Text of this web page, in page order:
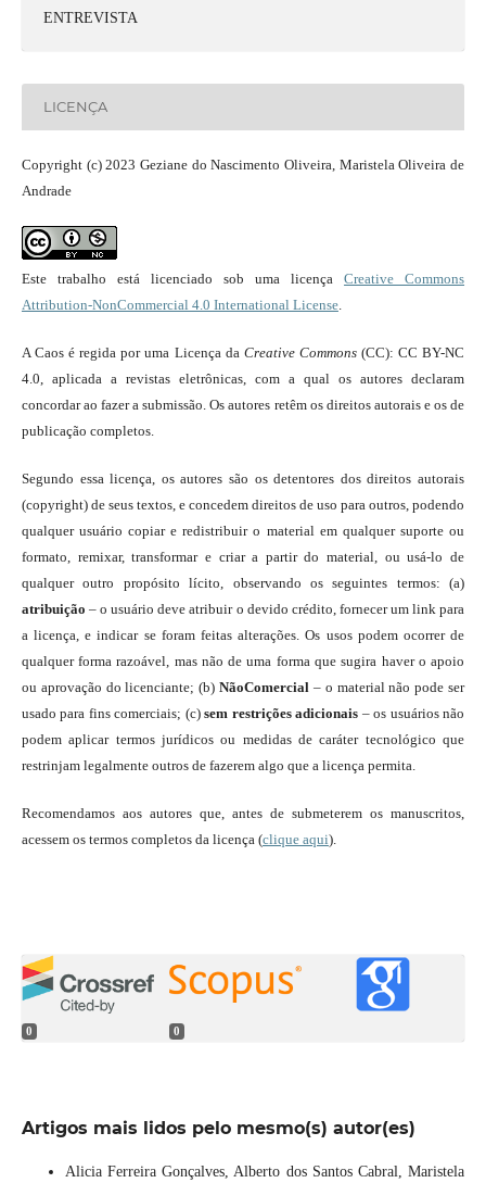
ENTREVISTA
LICENÇA
Copyright (c) 2023 Geziane do Nascimento Oliveira, Maristela Oliveira de
Andrade
Este trabalho está licenciado sob uma licençaCreative Commons
Attribution-NonCommercial 4.0 International License.
A Caos é regida por uma Licença da Creative Commons(CC): CC BY-NC
4.0, aplicada a revistas eletrônicas, com a qual os autores declaram
concordar ao fazer a submissão. Os autores retêm os direitos autorais e os de
publicação completos.
Segundo essa licença, os autores são os detentores dos direitos autorais
(copyright) de seus textos, e concedem direitos de uso para outros, podendo
qualquer usuário copiar e redistribuir o material em qualquer suporte ou
formato, remixar, transformar e criar a partir do material, ou usá-lo de
qualquer outro propósito lícito, observando os seguintes termos: (a)
atribuição – o usuário deve atribuir o devido crédito, fornecer um link para
a licença, e indicar se foram feitas alterações. Os usos podem ocorrer de
qualquer forma razoável, mas não de uma forma que sugira haver o apoio
ou aprovação do licenciante; (b)NãoComercial – o material não pode ser
usado para fins comerciais; (c)sem restrições adicionais – os usuários não
podem aplicar termos jurídicos ou medidas de caráter tecnológico que
restrinjam legalmente outros de fazerem algo que a licença permita.
Recomendamos aos autores que, antes de submeterem os manuscritos,
acessem os termos completos da licença (clique aqui).
0 0
Artigos mais lidos pelo mesmo(s) autor(es)
Alicia Ferreira Gonçalves, Alberto dos Santos Cabral, Maristela